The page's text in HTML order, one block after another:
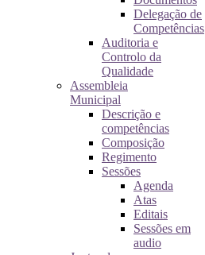
Delegação de
Competências
Auditoria e
Controlo da
Qualidade
Assembleia
Municipal
Descrição e
competências
Composição
Regimento
Sessões
Agenda
Atas
Editais
Sessões em
audio